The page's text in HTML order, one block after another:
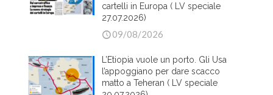
cartelli in Europa ( LV speciale
27.07.2026)
09/08/2026
L’Etiopia vuole un porto. Gli Usa
l’appoggiano per dare scacco
matto a Teheran ( LV speciale